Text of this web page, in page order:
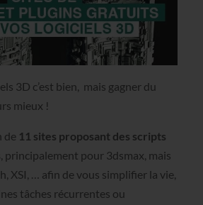
3D c’est bien, mais gagner du
mieux !
de 11 sites proposant des scripts
, principalement pour 3dsmax, mais
XSI, … afin de vous simplifier la vie,
tâches récurrentes ou